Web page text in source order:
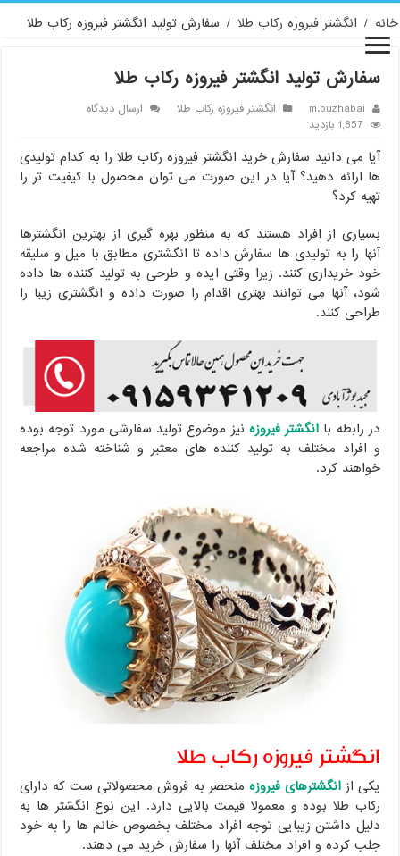
خانه / انگشتر فیروزه رکاب طلا / سفارش تولید انگشتر فیروزه رکاب طلا
سفارش تولید انگشتر فیروزه رکاب طلا
m.buzhabai انگشتر فیروزه رکاب طلا
ارسال دیدگاه
1,857 بازدید
آیا می دانید سفارش خرید انگشتر فیروزه رکاب طلا را به کدام تولیدی
ها ارائه دهید؟ آیا در این صورت می توان محصول با کیفیت تر را
تهیه کرد؟
بسیاری از افراد هستند که به منظور بهره گیری از بهترین انگشترها
آنها را به تولیدی ها سفارش داده تا انگشتری مطابق با میل و سلیقه
خود خریداری کنند. زیرا وقتی ایده و طرحی به تولید کننده ها داده
شود، آنها می توانند بهتری اقدام را صورت داده و انگشتری زیبا را
طراحی کنند.
در رابطه با انگشتر فیروزه نیز موضوع تولید سفارشی مورد توجه بوده
و افراد مختلف به تولید کننده های معتبر و شناخته شده مراجعه
خواهند کرد.
انگشتر فیروزه رکاب طلا
یکی ازانگشترهای فیروزه منحصر به فروش محصولاتی ست که دارای
رکاب طلا بوده و معمولا قیمت بالایی دارد. این نوع انگشتر ها به
دلیل داشتن زیبایی توجه افراد مختلف بخصوص خانم ها را به خود
جلب کرده و افراد مختلف آنها را سفارش خرید می دهند.